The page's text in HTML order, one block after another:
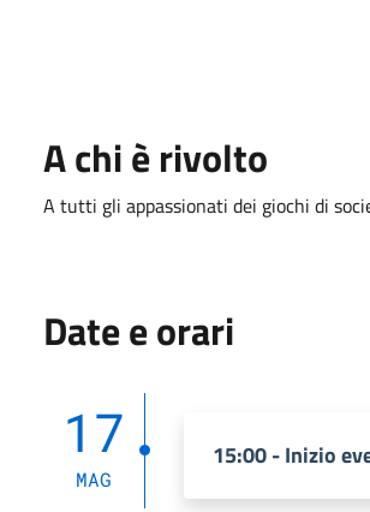
A chi è rivolto
A tutti gli appassionati dei giochi di
Date e orari
17
MAG
15:00 - Inizio